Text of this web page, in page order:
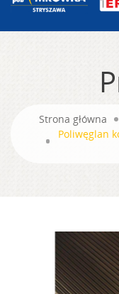
Strona główna
Poliwęglan